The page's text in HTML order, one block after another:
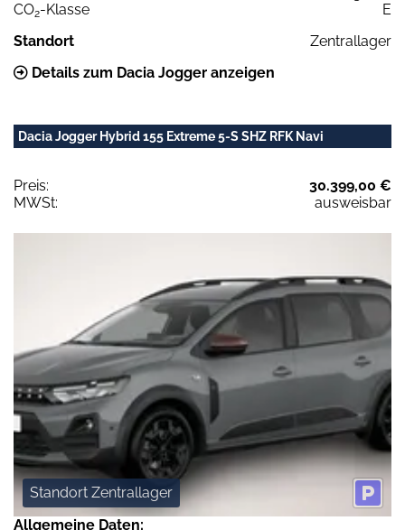
CO2-Klasse
E
Standort
Zentrallager
Details zum Dacia Jogger anzeigen
Dacia Jogger Hybrid 155 Extreme 5-S SHZ RFK Navi
Preis:
30.399,00 €
MWSt:
ausweisbar
Standort Zentrallager
Allgemeine Daten: